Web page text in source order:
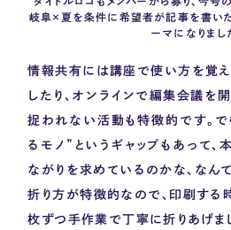
岐阜×夏を条件に希望者が記事を書い
ーマになりまし
情報共有には講座で使い方を覚え
したり、オンラインで編集会議を
捉われない活動も特徴的です。で
るモノ ” というギャップもあって
ながりを求めているのかな、なんて
折り方が特徴的なので、印刷する
枚ずつ手作業で丁寧に折りあげま